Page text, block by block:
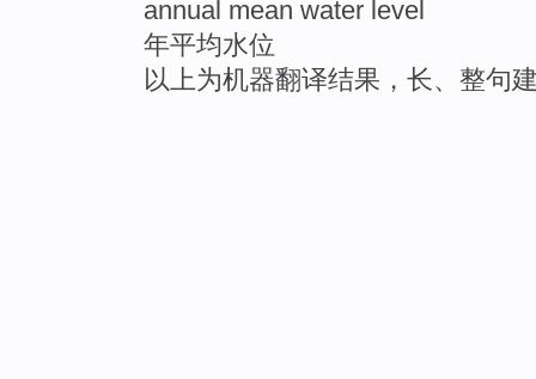
annual mean water level
年平均水位
以上为机器翻译结果，长、整句